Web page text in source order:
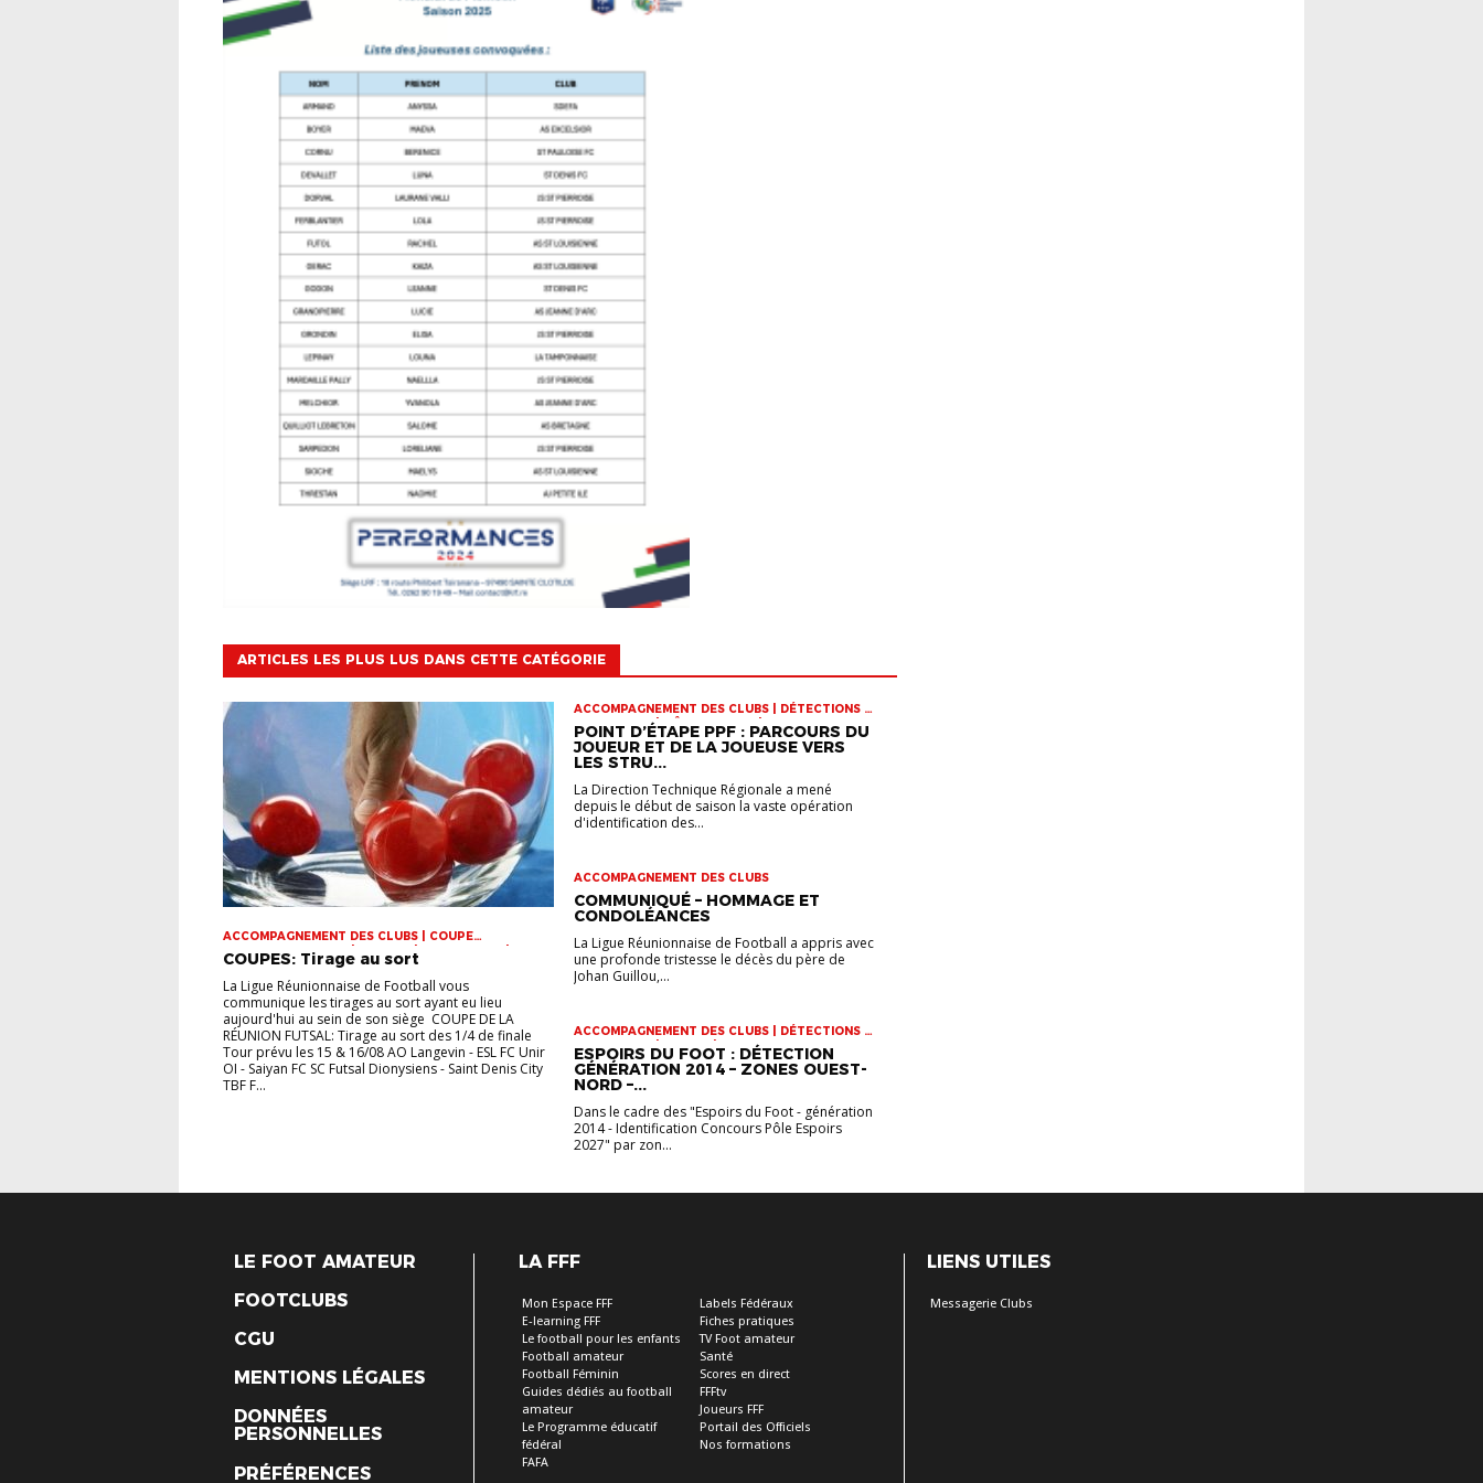
ARTICLES LES PLUS LUS DANS CETTE CATÉGORIE
ACCOMPAGNEMENT DES CLUBS | COUPE
DOMINIQUE SAUGER | COUPES | FOOT LOISIR |
FUTSAL | INFOS-LIGUE | JEUNES | U14 | U15 | U17 |
VIE DES CLUBS
COUPES: Tirage au sort
La Ligue Réunionnaise de Football vous
communique les tirages au sort ayant eu lieu
aujourd'hui au sein de son siège COUPE DE LA
RÉUNION FUTSAL: Tirage au sort des 1/4 de finale
Tour prévu les 15 & 16/08 AO Langevin - ESL FC Unir
OI - Saiyan FC SC Futsal Dionysiens - Saint Denis City
TBF F...
ACCOMPAGNEMENT DES CLUBS | DÉTECTIONS |
INFOS-LIGUE | PÔLE ESPOIRS | SPORT-ETUDE
FÉMININ | VIE DES CLUBS
POINT D’ÉTAPE PPF : PARCOURS DU
JOUEUR ET DE LA JOUEUSE VERS
LES STRU...
La Direction Technique Régionale a mené
depuis le début de saison la vaste opération
d'identification des...
ACCOMPAGNEMENT DES CLUBS
COMMUNIQUÉ – HOMMAGE ET
CONDOLÉANCES
La Ligue Réunionnaise de Football a appris avec
une profonde tristesse le décès du père de
Johan Guillou,...
ACCOMPAGNEMENT DES CLUBS | DÉTECTIONS |
INFOS-LIGUE | JEUNES | VIE DES CLUBS
ESPOIRS DU FOOT : DÉTECTION
GÉNÉRATION 2014 – ZONES OUEST-
NORD –...
Dans le cadre des "Espoirs du Foot - génération
2014 - Identification Concours Pôle Espoirs
2027" par zon...
LE FOOT AMATEUR
FOOTCLUBS
CGU
MENTIONS LÉGALES
DONNÉES
PERSONNELLES
PRÉFÉRENCES
LA FFF
Mon Espace FFF
E-learning FFF
Le football pour les enfants
Football amateur
Football Féminin
Guides dédiés au football
amateur
Le Programme éducatif
fédéral
FAFA
Labels Fédéraux
Fiches pratiques
TV Foot amateur
Santé
Scores en direct
FFFtv
Joueurs FFF
Portail des Officiels
Nos formations
LIENS UTILES
Messagerie Clubs